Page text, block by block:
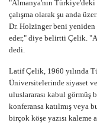
"Almanya'nın Türkiye'deki
çalışma olarak şu anda
Dr. Holzinger beni
eder," diye belirtti Çelik.
dedi.
Latif Çelik, 1960 yılında
Üniversitelerinde siyaset
uluslararası kabul görmüş
konferansa katılmış veya
birçok köşe yazısı